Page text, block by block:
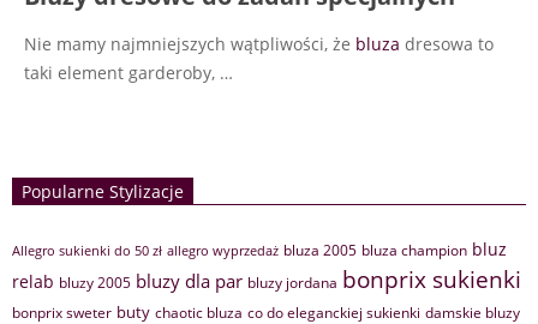
Nie mamy najmniejszych wątpliwości, że bluza dresowa to
taki element garderoby, …
Popularne Stylizacje
Allegro sukienki do 50 zł allegro wyprzedaż bluza 2005 bluza champion bluz
relab bluzy 2005 bluzy dla par bluzy jordana bonprix sukienki
bonprix sweter buty chaotic bluza co do eleganckiej sukienki damskie bluzy